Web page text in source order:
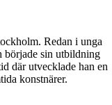
Redan i unga
började sin utbildning
där utvecklade han en
konstnärer.